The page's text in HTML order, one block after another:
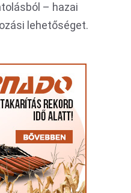
– hazai
lehetőséget.